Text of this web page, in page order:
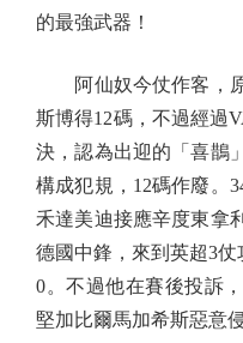
的最強武器！
阿仙奴今仗作客，原
斯博得12碼，不過經過
決，認為出迎的「喜鵲
構成犯規，12碼作廢。
禾達美迪接應辛度東拿
德國中鋒，來到英超3
0。不過他在賽後投訴
堅加比爾馬加希斯惡意